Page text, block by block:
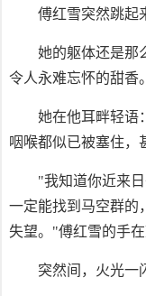
傅红雪突然跳起
她的躯体还是那
令人永难忘怀的甜香。
她在他耳畔轻语
咽喉都似已被塞住，
"我知道你近来
一定能找到马空群的
失望。"傅红雪的手
突然间，火光一